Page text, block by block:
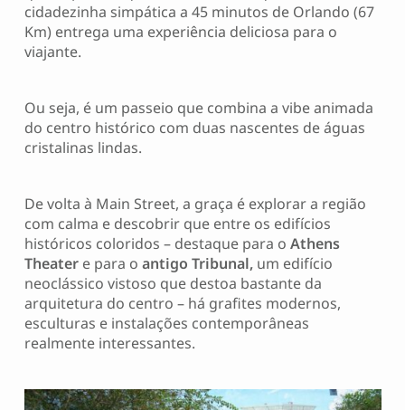
cidadezinha simpática a 45 minutos de Orlando (67
Km) entrega uma experiência deliciosa para o
viajante.
Ou seja, é um passeio que combina a vibe animada
do centro histórico com duas nascentes de águas
cristalinas lindas.
De volta à Main Street, a graça é explorar a região
com calma e descobrir que entre os edifícios
históricos coloridos – destaque para o Athens
Theatere para o antigo Tribunal,um edifício
neoclássico vistoso que destoa bastante da
arquitetura do centro – há grafites modernos,
esculturas e instalações contemporâneas
realmente interessantes.